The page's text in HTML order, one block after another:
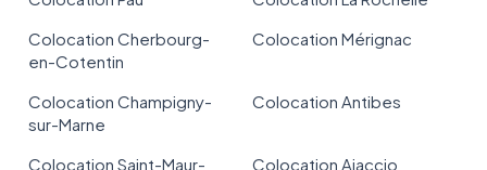
Colocation Cherbourg-
en-Cotentin
Colocation Mérignac
Colocation Champigny-
sur-Marne
Colocation Antibes
Colocation Saint-Maur-
Colocation Ajaccio